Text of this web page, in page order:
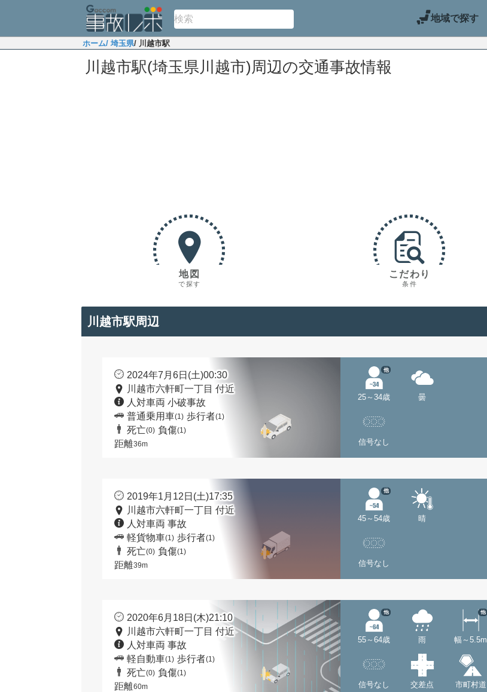
地域で探す
ホーム/ 埼玉県/ 川越市駅
川越市駅(埼玉県川越市)周辺の交通事故情報
地図
で探す
こだわり
条件
川越市駅周辺
2024年7月6日(土)00:30
川越市六軒町一丁目 付近
人対車両 小破事故
普通乗用車(1) 歩行者(1)
死亡(0) 負傷(1)
距離36m
25～34歳
他
曇
信号なし
2019年1月12日(土)17:35
川越市六軒町一丁目 付近
人対車両 事故
軽貨物車(1) 歩行者(1)
死亡(0) 負傷(1)
距離39m
45～54歳
他
晴
信号なし
2020年6月18日(木)21:10
川越市六軒町一丁目 付近
人対車両 事故
軽自動車(1) 歩行者(1)
死亡(0) 負傷(1)
距離60m
55～64歳
他
雨 幅～5.5m
他
信号なし 交差点 市町村道